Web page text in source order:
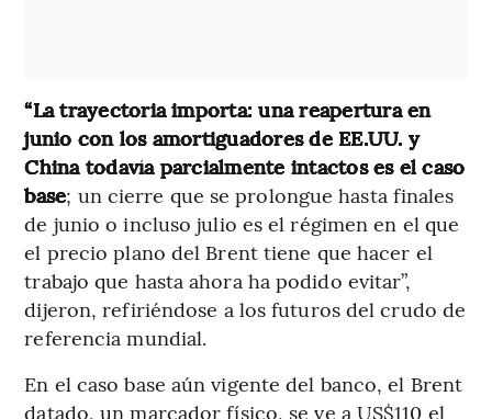
“La trayectoria importa: una reapertura en
junio con los amortiguadores de EE.UU. y
China todavía parcialmente intactos es el caso
base; un cierre que se prolongue hasta finales
de junio o incluso julio es el régimen en el que
el precio plano del Brent tiene que hacer el
trabajo que hasta ahora ha podido evitar”,
dijeron, refiriéndose a los futuros del crudo de
referencia mundial.
En el caso base aún vigente del banco, el Brent
datado, un marcador físico, se ve a US$110 el